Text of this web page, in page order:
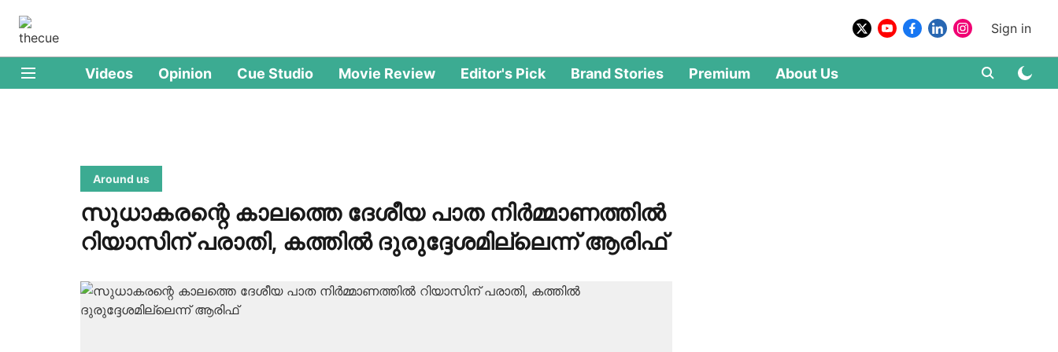
Sign in
Videos Opinion Cue Studio Movie Review Editor's Pick Brand Stories Premium About Us
Around us
സുധാകരന്റെ കാലത്തെ ദേശീയ പാത നിര്‍മ്മാണത്തില്‍
റിയാസിന് പരാതി, കത്തില്‍ ദുരുദ്ദേശമില്ലെന്ന് ആരിഫ്